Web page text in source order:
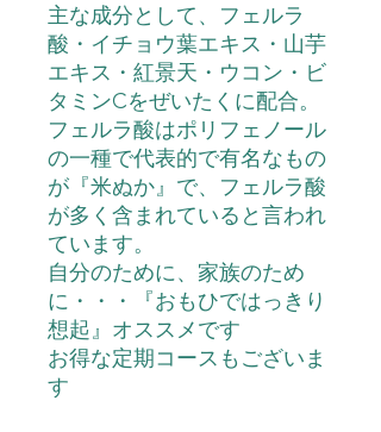
主な成分として、フェルラ
酸・イチョウ葉エキス・山芋
エキス・紅景天・ウコン・ビ
タミンCをぜいたくに配合。
フェルラ酸はポリフェノール
の一種で代表的で有名なもの
が『米ぬか』で、フェルラ酸
が多く含まれていると言われ
ています。
自分のために、家族のため
に・・・『おもひではっきり
想起』オススメです
お得な定期コースもございま
す